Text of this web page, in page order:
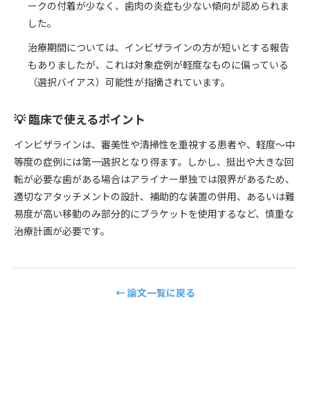
ークの付着が少なく、歯肉の炎症も少ない傾向が認められま
した。
治療期間については、インビザラインの方が短いとする報告
もありましたが、これは対象症例が軽度なものに偏っている
（選択バイアス）可能性が指摘されています。
💡 臨床で使えるポイント
インビザラインは、審美性や清掃性を重視する患者や、軽度〜中
等度の症例には第一選択となり得ます。しかし、挺出や大きな回
転が必要な歯がある場合はアライナー単独では限界があるため、
適切なアタッチメントの設計、補助的な装置の併用、あるいは難
易度が高い移動のみ部分的にブラケットを使用するなど、慎重な
治療計画が必要です。
← 論文一覧に戻る